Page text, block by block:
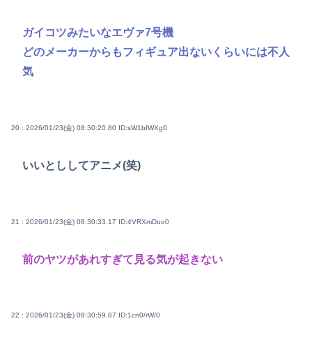
ガイコツみたいなエヴァ7号機
どのメーカーからもフィギュア出ないくらいには不人
気
20 : 2026/01/23(金) 08:30:20.80 ID:sW1bfWXg0
いいとししてアニメ(笑)
21 : 2026/01/23(金) 08:30:33.17 ID:4VRXmDuo0
前のヤツがあれすぎて見る気が起きない
22 : 2026/01/23(金) 08:30:59.87 ID:1cn0/rW/0